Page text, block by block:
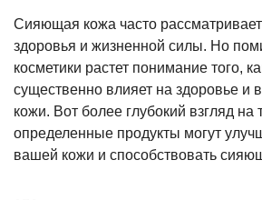
Сияющая кожа часто
здоровья и жизненной силы. Но
косметики растет понимание того,
существенно влияет на здоровье и
кожи. Вот более глубокий взгляд на
определенные продукты могут
вашей кожи и способствовать